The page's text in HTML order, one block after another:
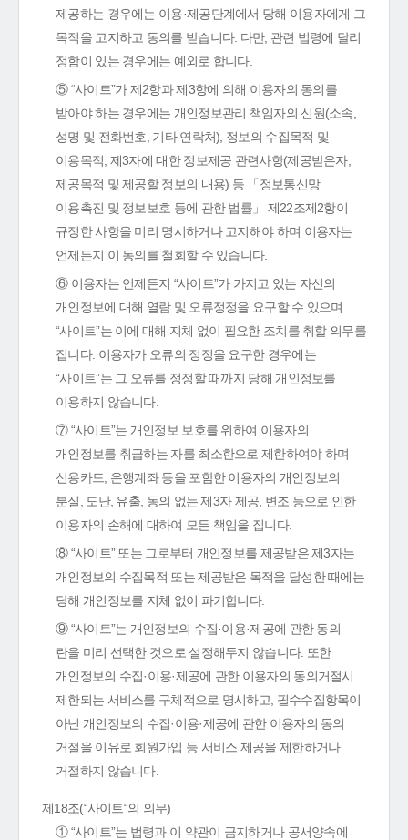
제공하는 경우에는 이용·제공단계에서 당해 이용자에게 그
목적을 고지하고 동의를 받습니다. 다만, 관련 법령에 달리
정함이 있는 경우에는 예외로 합니다.
⑤ “사이트”가 제2항과 제3항에 의해 이용자의 동의를
받아야 하는 경우에는 개인정보관리 책임자의 신원(소속,
성명 및 전화번호, 기타 연락처), 정보의 수집목적 및
이용목적, 제3자에 대한 정보제공 관련사항(제공받은자,
제공목적 및 제공할 정보의 내용) 등 「정보통신망
이용촉진 및 정보보호 등에 관한 법률」 제22조제2항이
규정한 사항을 미리 명시하거나 고지해야 하며 이용자는
언제든지 이 동의를 철회할 수 있습니다.
⑥ 이용자는 언제든지 “사이트”가 가지고 있는 자신의
개인정보에 대해 열람 및 오류정정을 요구할 수 있으며
“사이트”는 이에 대해 지체 없이 필요한 조치를 취할 의무를
집니다. 이용자가 오류의 정정을 요구한 경우에는
“사이트”는 그 오류를 정정할 때까지 당해 개인정보를
이용하지 않습니다.
⑦ “사이트”는 개인정보 보호를 위하여 이용자의
개인정보를 취급하는 자를 최소한으로 제한하여야 하며
신용카드, 은행계좌 등을 포함한 이용자의 개인정보의
분실, 도난, 유출, 동의 없는 제3자 제공, 변조 등으로 인한
이용자의 손해에 대하여 모든 책임을 집니다.
⑧ “사이트” 또는 그로부터 개인정보를 제공받은 제3자는
개인정보의 수집목적 또는 제공받은 목적을 달성한 때에는
당해 개인정보를 지체 없이 파기합니다.
⑨ “사이트”는 개인정보의 수집·이용·제공에 관한 동의
란을 미리 선택한 것으로 설정해두지 않습니다. 또한
개인정보의 수집·이용·제공에 관한 이용자의 동의거절시
제한되는 서비스를 구체적으로 명시하고, 필수수집항목이
아닌 개인정보의 수집·이용·제공에 관한 이용자의 동의
거절을 이유로 회원가입 등 서비스 제공을 제한하거나
거절하지 않습니다.
제18조(“사이트“의 의무)
① “사이트”는 법령과 이 약관이 금지하거나 공서양속에